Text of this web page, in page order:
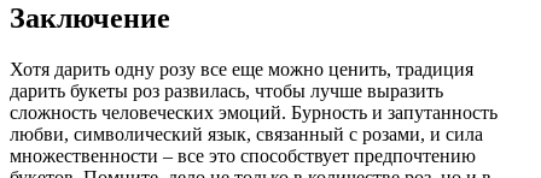
Заключение
Хотя дарить одну розу все еще можно ценить, традиция
дарить букеты роз развилась, чтобы лучше выразить
сложность человеческих эмоций. Бурность и запутанность
любви, символический язык, связанный с розами, и сила
множественности – все это способствует предпочтению